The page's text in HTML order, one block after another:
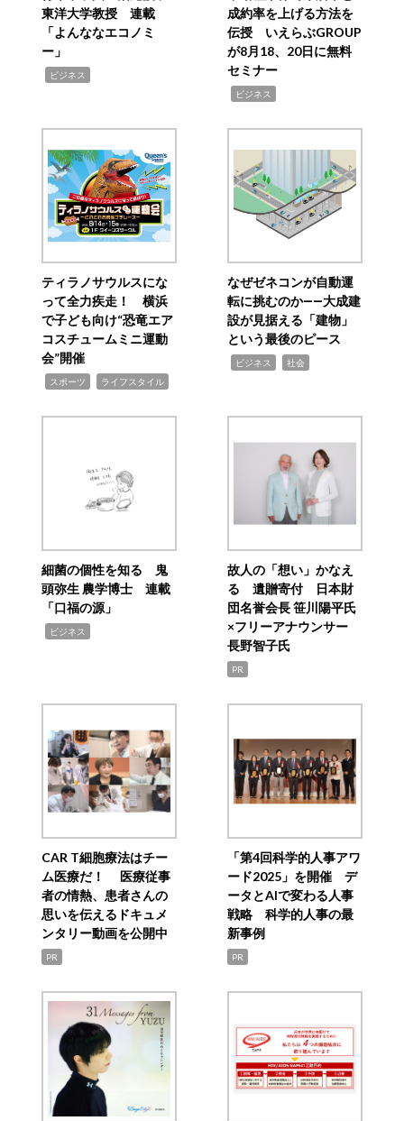
東洋大学教授 連載
「よんななエコノミ
ー」
ビジネス
成約率を上げる方法を
伝授 いえらぶGROUP
が8月18、20日に無料
セミナー
ビジネス
ティラノサウルスにな
って全力疾走！ 横浜
で子ども向け“恐竜エア
コスチュームミニ運動
会”開催
スポーツ ライフスタイル
なぜゼネコンが自動運
転に挑むのか――大成建
設が見据える「建物」
という最後のピース
ビジネス 社会
細菌の個性を知る 鬼
頭弥生 農学博士 連載
「口福の源」
ビジネス
故人の「想い」かなえ
る 遺贈寄付 日本財
団名誉会長 笹川陽平氏
×フリーアナウンサー
長野智子氏
PR
CAR T細胞療法はチー
ム医療だ！ 医療従事
者の情熱、患者さんの
思いを伝えるドキュメ
ンタリー動画を公開中
PR
「第4回科学的人事アワ
ード2025」を開催 デ
ータとAIで変わる人事
戦略 科学的人事の最
新事例
PR